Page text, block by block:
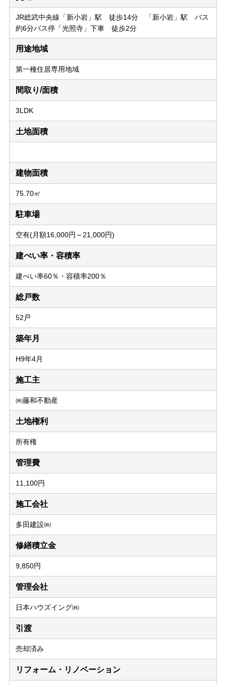
JR総武中央線「新小岩」駅 徒歩14分 「新小岩」駅 バス
約6分バス停「光照寺」下車 徒歩2分
用途地域
第一種住居専用地域
間取り/面積
3LDK
土地面積
建物面積
75.70㎡
駐車場
空有(月額16,000円～21,000円)
建ぺい率・容積率
建ぺい率60％・容積率200％
総戸数
52戸
築年月
H9年4月
施工主
㈱藤和不動産
土地権利
所有権
管理費
11,100円
施工会社
多田建設㈱
修繕積立金
9,850円
管理会社
日本ハウズイング㈱
引渡
売却済み
リフォーム・リノベーション